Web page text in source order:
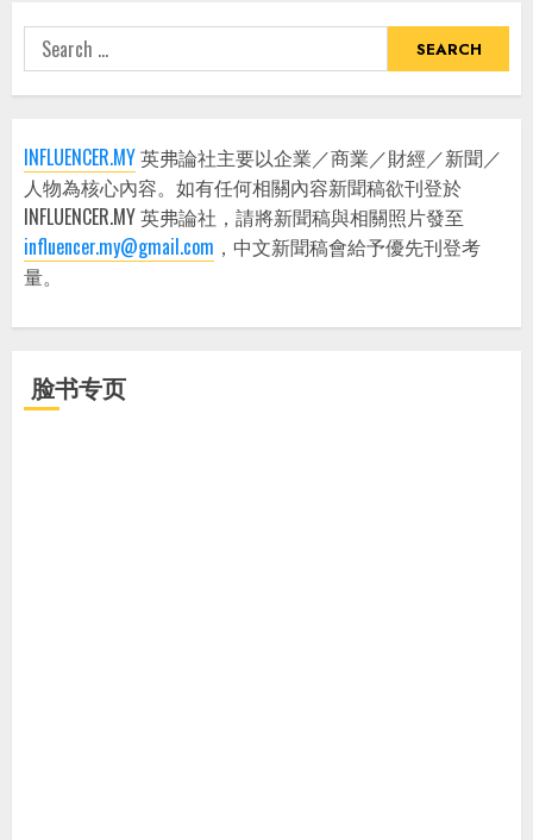
Search
for:
INFLUENCER.MY英弗論社主要以企業／商業／財經／新聞／
人物為核心內容。如有任何相關內容新聞稿欲刊登於
INFLUENCER.MY 英弗論社，請將新聞稿與相關照片發至
influencer.my@gmail.com ，中文新聞稿會給予優先刊登考
量。
脸书专页